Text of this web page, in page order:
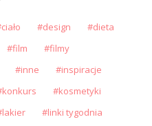
ciało design
dieta
film
filmy
inne
inspiracje
konkurs
kosmetyki
lakier
linki tygodnia